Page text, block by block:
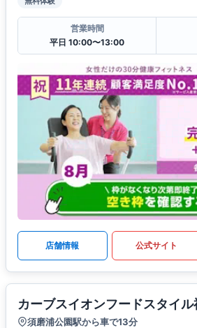
営業時間
平日 10:00〜13:00
店舗情報 公式サイト
カーブスイオンフードスタイ
須磨浦公園駅から車で13分